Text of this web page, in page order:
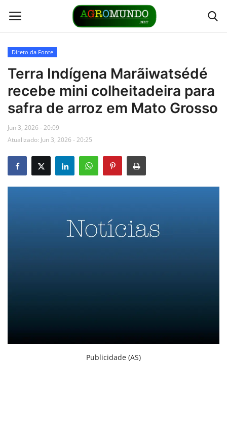
Home
Contato
Direto da Fonte
Youtubers
Direto da Fonte
Terra Indígena Marãiwatsédé
recebe mini colheitadeira para
safra de arroz em Mato Grosso
Jun 3, 2026 - 20:09
Atualizado: Jun 3, 2026 - 20:25
Publicidade (AS)